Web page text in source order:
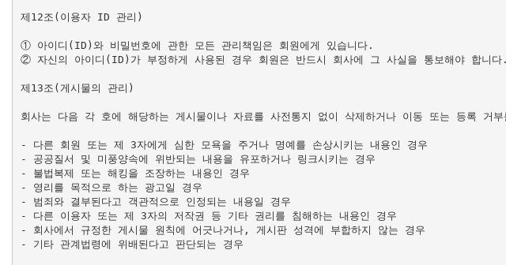
제12조(이용자 ID 관리)
① 아이디(ID)와 비밀번호에 관한 모든 관리책임은 회원에게 있습니다.
② 자신의 아이디(ID)가 부정하게 사용된 경우 회원은 반드시 회사에 그 사실을 통보해야 합니다.
제13조(게시물의 관리)
회사는 다음 각 호에 해당하는 게시물이나 자료를 사전통지 없이 삭제하거나 이동 또는 등록 거
- 다른 회원 또는 제 3자에게 심한 모욕을 주거나 명예를 손상시키는 내용인 경우
- 공공질서 및 미풍양속에 위반되는 내용을 유포하거나 링크시키는 경우
- 불법복제 또는 해킹을 조장하는 내용인 경우
- 영리를 목적으로 하는 광고일 경우
- 범죄와 결부된다고 객관적으로 인정되는 내용일 경우
- 다른 이용자 또는 제 3자의 저작권 등 기타 권리를 침해하는 내용인 경우
- 회사에서 규정한 게시물 원칙에 어긋나거나, 게시판 성격에 부합하지 않는 경우
- 기타 관계법령에 위배된다고 판단되는 경우